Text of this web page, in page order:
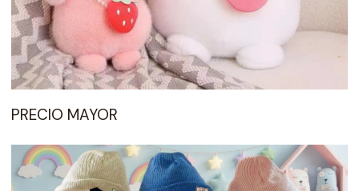
PRECIO MAYOR